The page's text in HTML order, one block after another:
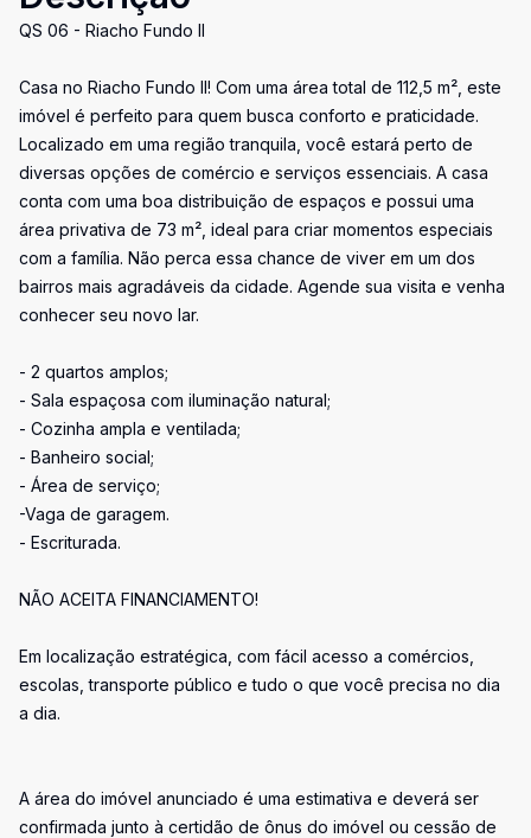
QS 06 - Riacho Fundo II
Casa no Riacho Fundo II! Com uma área total de 112,5 m², este
imóvel é perfeito para quem busca conforto e praticidade.
Localizado em uma região tranquila, você estará perto de
diversas opções de comércio e serviços essenciais. A casa
conta com uma boa distribuição de espaços e possui uma
área privativa de 73 m², ideal para criar momentos especiais
com a família. Não perca essa chance de viver em um dos
bairros mais agradáveis da cidade. Agende sua visita e venha
conhecer seu novo lar.
- 2 quartos amplos;
- Sala espaçosa com iluminação natural;
- Cozinha ampla e ventilada;
- Banheiro social;
- Área de serviço;
-Vaga de garagem.
- Escriturada.
NÃO ACEITA FINANCIAMENTO!
Em localização estratégica, com fácil acesso a comércios,
escolas, transporte público e tudo o que você precisa no dia
a dia.
A área do imóvel anunciado é uma estimativa e deverá ser
confirmada junto à certidão de ônus do imóvel ou cessão de